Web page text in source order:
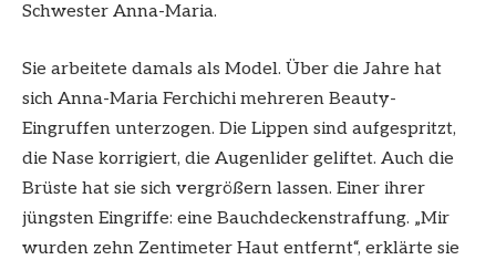
Schwester Anna-Maria.
Sie arbeitete damals als Model. Über die Jahre hat
sich Anna-Maria Ferchichi mehreren Beauty-
Eingruffen unterzogen. Die Lippen sind aufgespritzt,
die Nase korrigiert, die Augenlider geliftet. Auch die
Brüste hat sie sich vergrößern lassen. Einer ihrer
jüngsten Eingriffe: eine Bauchdeckenstraffung. „Mir
wurden zehn Zentimeter Haut entfernt“, erklärte sie